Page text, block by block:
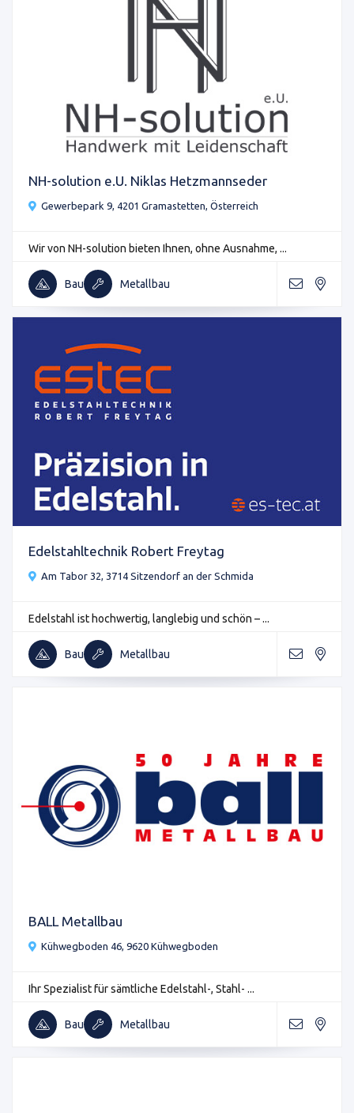
NH-solution e.U. Niklas Hetzmannseder
Gewerbepark 9, 4201 Gramastetten, Österreich
Wir von NH-solution bieten Ihnen, ohne Ausnahme, ...
Bau Metallbau
Edelstahltechnik Robert Freytag
Am Tabor 32, 3714 Sitzendorf an der Schmida
Edelstahl ist hochwertig, langlebig und schön – ...
Bau Metallbau
BALL Metallbau
Kühwegboden 46, 9620 Kühwegboden
Ihr Spezialist für sämtliche Edelstahl-, Stahl- ...
Bau Metallbau